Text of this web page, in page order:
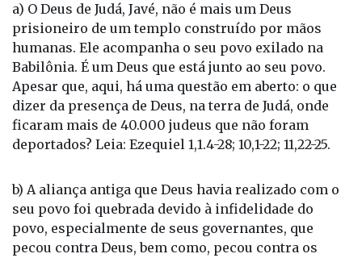
a) O Deus de Judá, Javé, não é mais um Deus
prisioneiro de um templo construído por mãos
humanas. Ele acompanha o seu povo exilado na
Babilônia. É um Deus que está junto ao seu povo.
Apesar que, aqui, há uma questão em aberto: o que
dizer da presença de Deus, na terra de Judá, onde
ficaram mais de 40.000 judeus que não foram
deportados? Leia: Ezequiel 1,1.4-28; 10,1-22; 11,22-25.
b) A aliança antiga que Deus havia realizado com o
seu povo foi quebrada devido à infidelidade do
povo, especialmente de seus governantes, que
pecou contra Deus, bem como, pecou contra os